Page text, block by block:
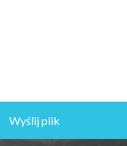
Wyślij plik